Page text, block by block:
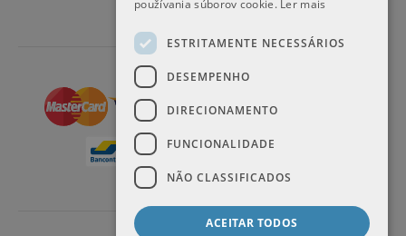
používania súborov cookie. Ler mais
ESTRITAMENTE NECESSÁRIOS
DESEMPENHO
DIRECIONAMENTO
FUNCIONALIDADE
NÃO CLASSIFICADOS
ACEITAR TODOS